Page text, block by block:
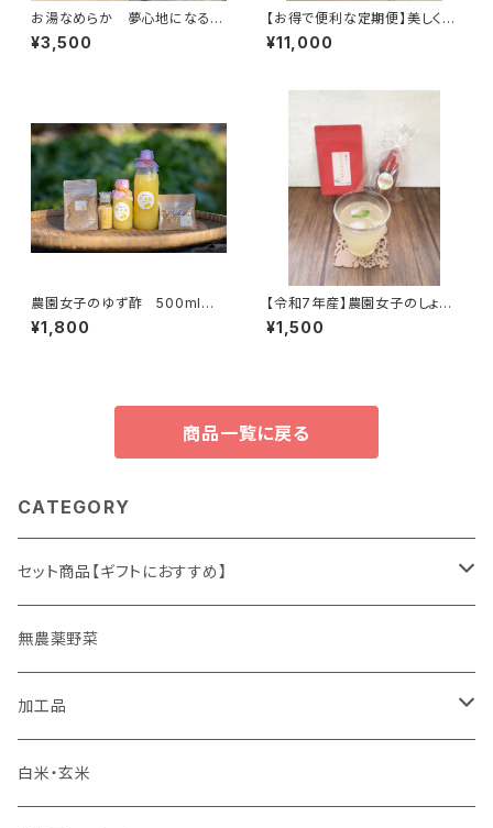
お湯なめらか 夢心地になるバ
スリキッド お掃除までラクにな
る！ 天然 無添加 バスふる
¥3,500
【お得で便利な定期便】美しくイ
キイキと 美容と健康のため
に バランス整う フルボ酸と
¥11,000
農園女子のゆず酢 500ml １
本入り 令和6年度 19年農
薬化学肥料不使用のゆず 皮ま
¥1,800
【令和7年産】農園女子のしょう
がパウダー 30g 安心野菜
高知県四万十市 やまみずき農
¥1,500
商品一覧に戻る
CATEGORY
セット商品【ギフトにおすすめ】
ギフト
無農薬野菜
加工品
ゆず姫シリーズ
白米・玄米